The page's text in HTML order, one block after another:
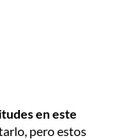
en este
pero estos